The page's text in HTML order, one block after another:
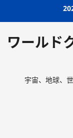
ワールド
宇宙、地球、